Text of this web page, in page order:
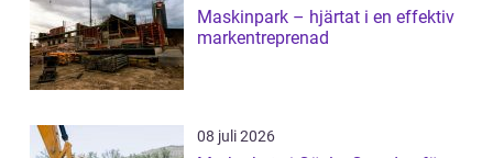
Maskinpark – hjärtat i en effektiv
markentreprenad
08 juli 2026